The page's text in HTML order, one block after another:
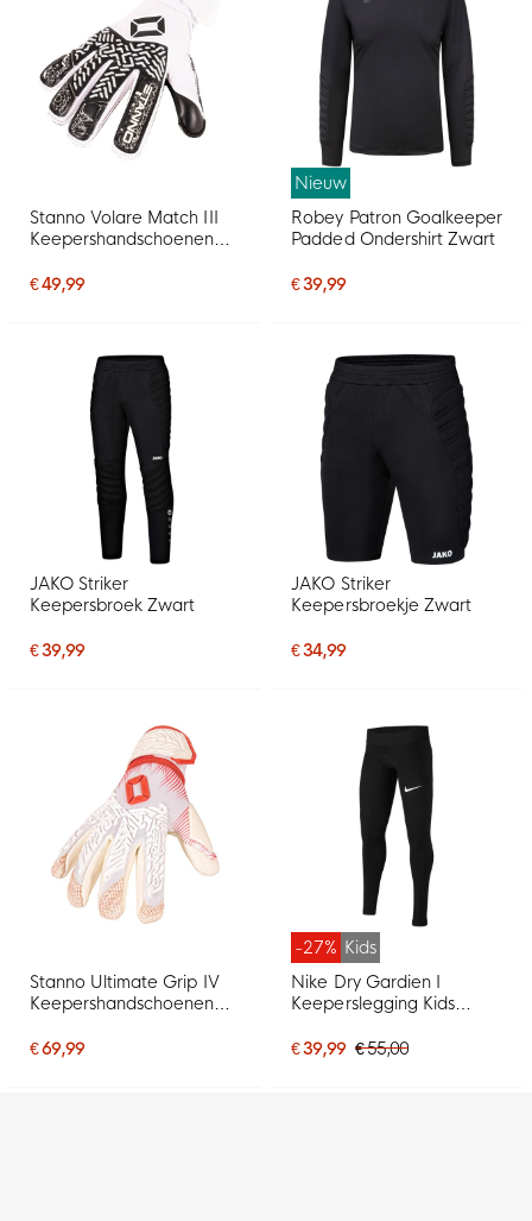
Stanno Volare Match III
Keepershandschoenen
€ 49,99
Nieuw
Robey Patron Goalkeeper
Padded Ondershirt Zwart
€ 39,99
JAKO Striker
Keepersbroek Zwart
€ 39,99
JAKO Striker
Keepersbroekje Zwart
€ 34,99
Stanno Ultimate Grip IV
Keepershandschoenen
€ 69,99
-27% Kids
Nike Dry Gardien I
Keeperslegging Kids
€ 39,99 € 55,00